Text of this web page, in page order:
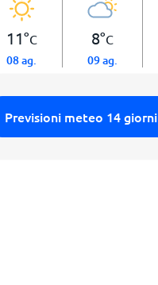
11°C
08 ag.
8°C
09 ag.
Previsioni meteo 14 giorni